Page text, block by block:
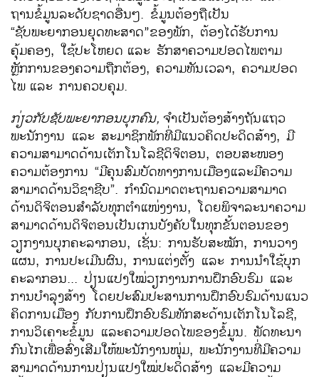
ຖານຂໍ້ມູນລະດັບຊາດອື່ນໆ. ຂໍ້ມູນຕ້ອງຖືເປັນ
“ຊັບພະຍາກອນຍຸດທະສາດ”ຂອງພັກ, ຕ້ອງໄດ້ຮັບການ
ຄຸ້ມຄອງ, ໃຊ້ປະໂຫຍດ ແລະ ຮັກສາຄວາມປອດໄພຕາມ
ຫຼັກການຂອງຄວາມຖືກຕ້ອງ, ຄວາມທັນເວລາ, ຄວາມປອດ
ໄພ ແລະ ການຄວບຄຸມ.
ກ່ຽວກັບຊັບພະຍາກອນບຸກຄົນ, ຈຳເປັນຕ້ອງສ້າງຖັນແຖວ
ພະນັກງານ ແລະ ສະມາຊິກພັກທີ່ມີແນວຄິດປະດິດສ້າງ, ມີ
ຄວາມສາມາດດ້ານເຕັກໂນໂລຊີດິຈິຕອນ, ຕອບສະໜອງ
ຄວາມຕ້ອງການ “ມີຄຸນສົມບັດທາງການເມືອງແລະມີຄວາມ
ສາມາດດ້ານວິຊາຊີບ”. ກຳນົດມາດຕະຖານຄວາມສາມາດ
ດ້ານດິຈິຕອນສຳລັບທຸກຕຳແໜ່ງງານ, ໂດຍພິຈາລະນາຄວາມ
ສາມາດດ້ານດິຈິຕອນເປັນເກນບັງຄັບໃນທຸກຂັ້ນຕອນຂອງ
ວຽກງານບຸກຄະລາກອນ, ເຊັ່ນ: ການຮັບສະໝັກ, ການວາງ
ແຜນ, ການປະເມີນຜົນ, ການແຕ່ງຕັ້ງ ແລະ ການນຳໃຊ້ບຸກ
ຄະລາກອນ... ປ່ຽນແປງໃໝ່ວຽກງານການຝຶກອົບຮົມ ແລະ
ການບຳລຸງສ້າງ ໂດຍປະສົມປະສານການຝຶກອົບຮົມດ້ານແນວ
ຄິດການເມືອງ ກັບການຝຶກອົບຮົມທັກສະດ້ານເຕັກໂນໂລຊີ,
ການວິເຄາະຂໍ້ມູນ ແລະຄວາມປອດໄພຂອງຂໍ້ມູນ. ພັດທະນາ
ກົນໄກເພື່ອສົ່ງເສີມໃຫ້ພະນັກງານໜຸ່ມ, ພະນັກງານທີ່ມີຄວາມ
ສາມາດດ້ານການປ່ຽນແປງໃໝ່ປະດິດສ້າງ ແລະມີຄວາມ